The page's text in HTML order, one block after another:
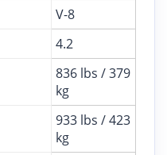
V-8
4.2
836 lbs / 379
kg
933 lbs / 423
kg